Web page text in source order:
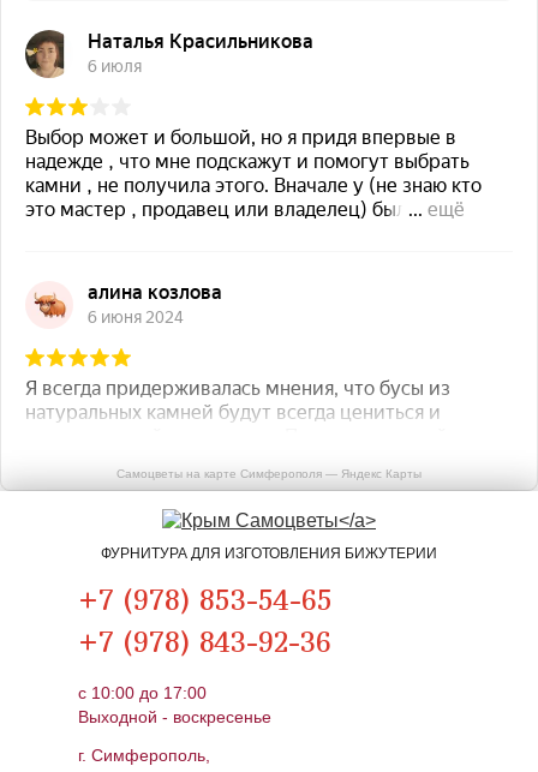
Самоцветы на карте Симферополя — Яндекс Карты
ФУРНИТУРА ДЛЯ ИЗГОТОВЛЕНИЯ БИЖУТЕРИИ
+7 (978) 853-54-65
+7 (978) 843-92-36
c 10:00 до 17:00
Выходной - воскресенье
г. Симферополь,